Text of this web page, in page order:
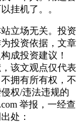
挂机了。。
立场无关。投资
投资依据，文章
成投资建议！
该文观点仅代表
拥有所有权，不
权/违法违规的
举报，一经查
处：